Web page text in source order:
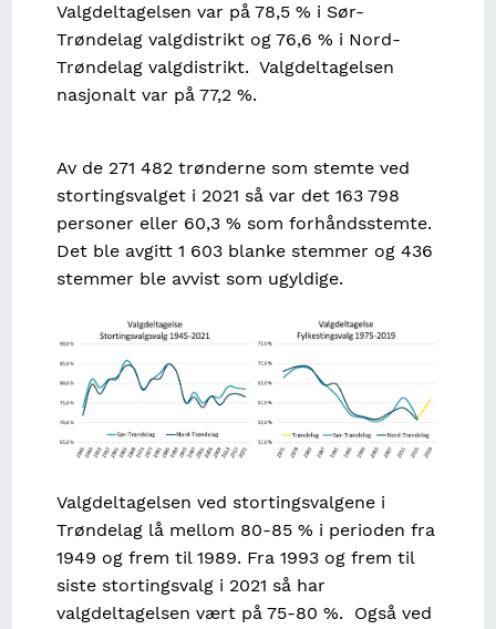
Valgdeltagelsen var på 78,5 % i Sør-
Trøndelag valgdistrikt og 76,6 % i Nord-
Trøndelag valgdistrikt. Valgdeltagelsen
nasjonalt var på 77,2 %.
Av de 271 482 trønderne som stemte ved
stortingsvalget i 2021 så var det 163 798
personer eller 60,3 % som forhåndsstemte.
Det ble avgitt 1 603 blanke stemmer og 436
stemmer ble avvist som ugyldige.
Image
Valgdeltagelsen ved stortingsvalgene i
Trøndelag lå mellom 80-85 % i perioden fra
1949 og frem til 1989. Fra 1993 og frem til
siste stortingsvalg i 2021 så har
valgdeltagelsen vært på 75-80 %. Også ved